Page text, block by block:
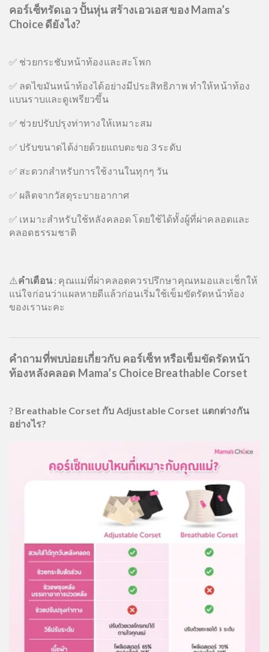
คอร์เซ็ทรัดเอว ปั้นหุ่น สร้างเอวเอส ของ Mama’s
Choice ดียังไง?
✅ ช่วยกระชับหน้าท้องและสะโพก
✅ ลดไขมันหน้าท้องได้อย่างมีประสิทธิภาพ ทำให้หน้าท้อง
แบนราบและดูเพรียวขึ้น
✅ ช่วยปรับปรุงท่าทางให้เหมาะสม
✅ ปรับขนาดได้ง่ายด้วยแถบตะขอ 3 ระดับ
✅ สะดวกสำหรับการใช้งานในทุกๆ วัน
✅ ผลิตจากวัสดุระบายอากาศ
✅ เหมาะสำหรับใช้หลังคลอด โดยใช้ได้ทั้งผู้ที่ผ่าคลอดและ
คลอดธรรมชาติ
⚠️คำเตือน: คุณแม่ที่ผ่าคลอดควรปรึกษาคุณหมอและเช็กให้
แน่ใจก่อนว่าแผลหายดีแล้วก่อนเริ่มใช้เข็มขัดรัดหน้าท้อง
ของเรานะคะ
คำถามที่พบบ่อยเกี่ยวกับ คอร์เซ็ท หรือเข็มขัดรัดหน้า
ท้องหลังคลอด Mama’s Choice Breathable Corset
? Breathable Corset กับ Adjustable Corset แตกต่างกัน
อย่างไร?